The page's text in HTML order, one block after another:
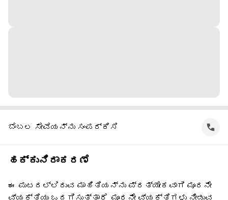
ಬೆಂಬಲ ಸೇವೆಯನ್ನು ಸಂಪರ್ಕಿಸಿ
ಹಕ್ಕುನಿರಾಕರಣೆ
ಈ ಪುಟದಲ್ಲಿರುವ ಮಾಹಿತಿಯನ್ನು ಪ್ರತ್ಯೇಕವಾಗಿ ಮೂರನೇ
ವ್ಯಕ್ತಿಯು ಒದಗಿಸುತ್ತಾರೆ. ಮೂರನೇ ವ್ಯಕ್ತಿಗಳು ನೀಡುವ